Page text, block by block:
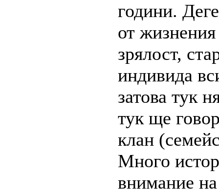
години.
от
зрялост,
индивида
затова тук
тук ще
клан
Много
внимание